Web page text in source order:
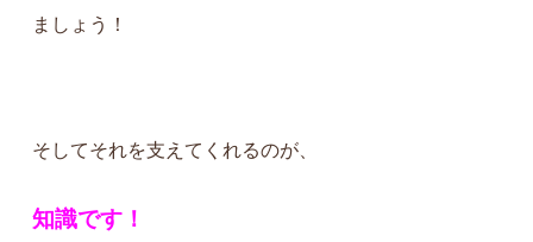
ましょう！
そしてそれを支えてくれるのが、
知識です！